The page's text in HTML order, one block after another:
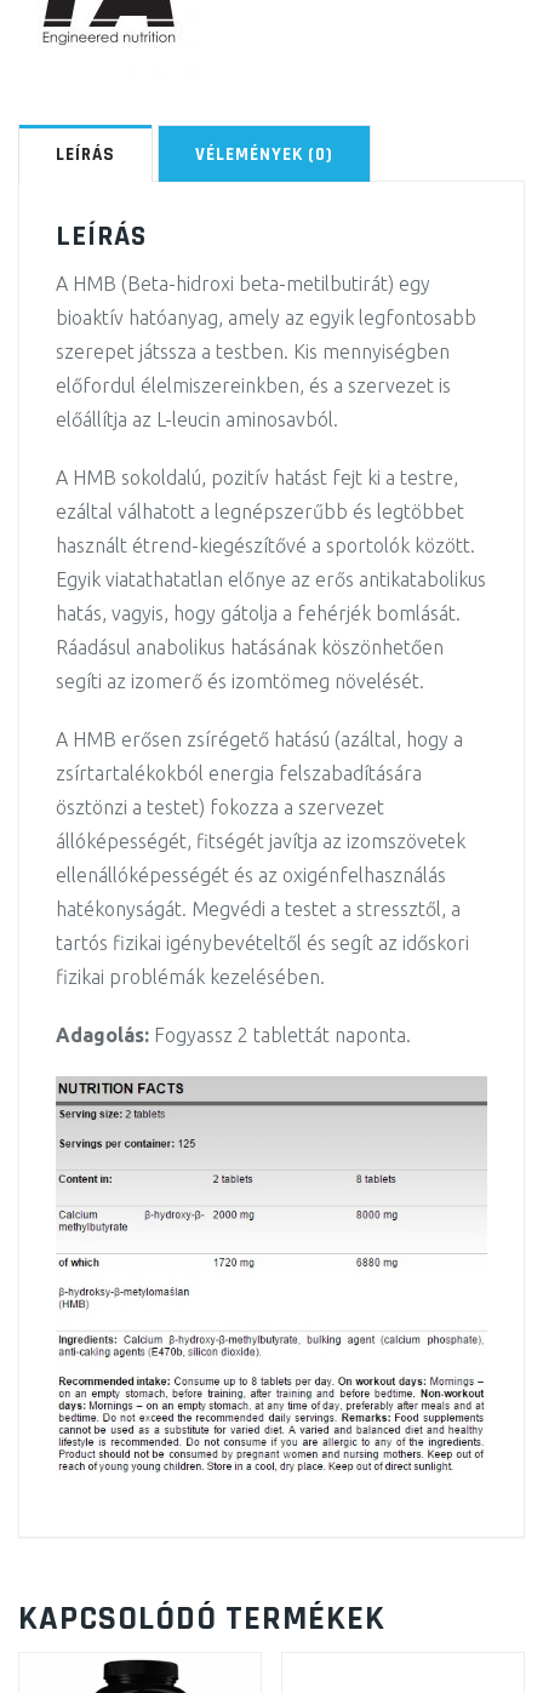
LEÍRÁS VÉLEMÉNYEK (0)
LEÍRÁS
A HMB (Beta-hidroxi beta-metilbutirát) egy
bioaktív hatóanyag, amely az egyik legfontosabb
szerepet játssza a testben. Kis mennyiségben
előfordul élelmiszereinkben, és a szervezet is
előállítja az L-leucin aminosavból.
A HMB sokoldalú, pozitív hatást fejt ki a testre,
ezáltal válhatott a legnépszerűbb és legtöbbet
használt étrend-kiegészítővé a sportolók között.
Egyik viatathatatlan előnye az erős antikatabolikus
hatás, vagyis, hogy gátolja a fehérjék bomlását.
Ráadásul anabolikus hatásának köszönhetően
segíti az izomerő és izomtömeg növelését.
A HMB erősen zsírégető hatású (azáltal, hogy a
zsírtartalékokból energia felszabadítására
ösztönzi a testet) fokozza a szervezet
állóképességét, fitségét javítja az izomszövetek
ellenállóképességét és az oxigénfelhasználás
hatékonyságát. Megvédi a testet a stressztől, a
tartós fizikai igénybevételtől és segít az időskori
fizikai problémák kezelésében.
Adagolás: Fogyassz 2 tablettát naponta.
KAPCSOLÓDÓ TERMÉKEK